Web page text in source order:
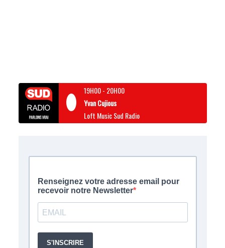
19H00- 20H00
Yvan Cujious
Loft Music Sud Radio